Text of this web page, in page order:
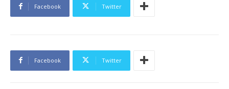
Facebook Twitter
Facebook Twitter